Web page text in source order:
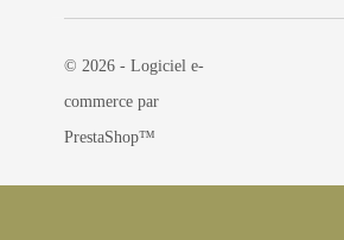
© 2026 - Logiciel e-
commerce par
PrestaShop™